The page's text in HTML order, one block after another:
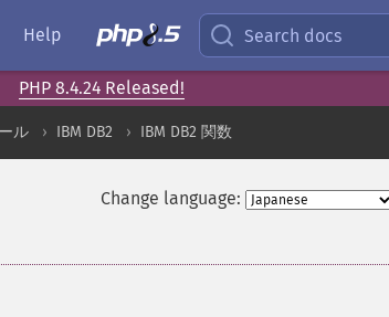
Help Search docs
PHP 8.4.24 Released!
ル IBM DB2 IBM DB2 関数
Change language: